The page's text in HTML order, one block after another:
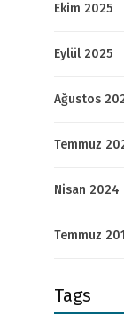
Ekim 2025
Eylül 2025
Ağustos
Temmuz
Nisan 2024
Temmuz
Tags